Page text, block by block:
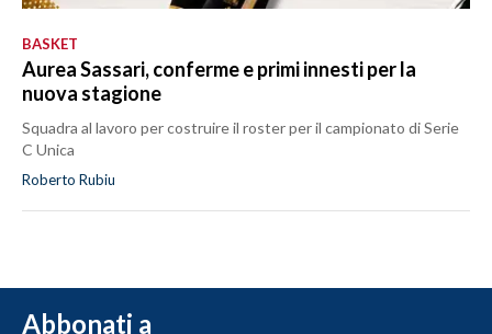
BASKET
Aurea Sassari, conferme e primi innesti per la
nuova stagione
Squadra al lavoro per costruire il roster per il campionato di Serie
C Unica
Roberto Rubiu
Abbonati a